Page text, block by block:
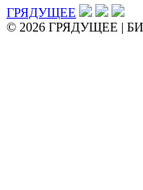
ГРЯДУЩЕЕ
© 2026 ГРЯДУЩЕЕ |